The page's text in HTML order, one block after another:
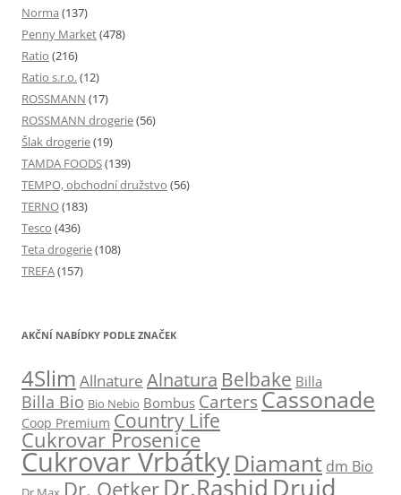
Norma (137)
Penny Market(478)
Ratio (216)
Ratio s.r.o.(12)
ROSSMANN (17)
ROSSMANN drogerie(56)
Šlak drogerie(19)
TAMDA FOODS(139)
TEMPO, obchodní družstvo (56)
TERNO(183)
Tesco (436)
Teta drogerie(108)
TREFA(157)
AKČNÍ NABÍDKY PODLE ZNAČEK
4Slim Allnature Alnatura Belbake Billa
Billa Bio Bio Nebio Bombus Carters Cassonade
Coop Premium Country Life
Cukrovar Prosenice
Cukrovar VrbátkyDiamant dm Bio
Dr. OetkerDr.Rashid Druid